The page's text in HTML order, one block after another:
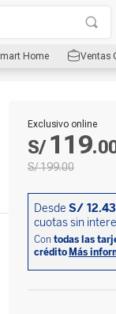
Home Ventas
Exclusivo online
S/ 119.
S/199.00